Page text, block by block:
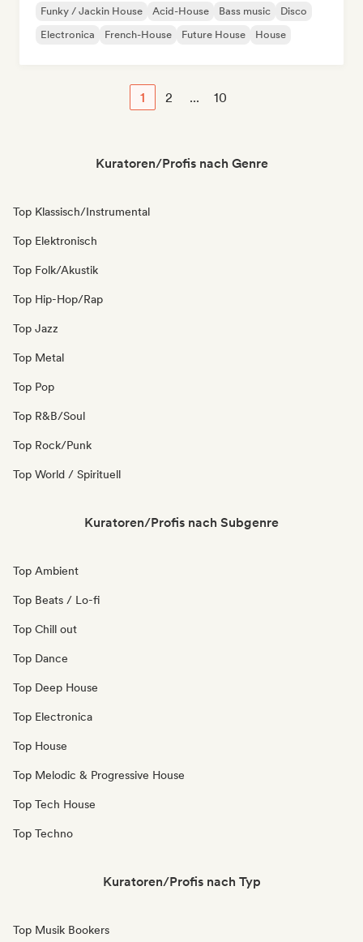
Funky / Jackin House Acid-House Bass music
Disco
Electronica
French-House Future House House
1 2 ... 10
Kuratoren/Profis nach Genre
Top Klassisch/Instrumental
Top Elektronisch
Top Folk/Akustik
Top Hip-Hop/Rap
Top Jazz
Top Metal
Top Pop
Top R&B/Soul
Top Rock/Punk
Top World / Spirituell
Kuratoren/Profis nach Subgenre
Top Ambient
Top Beats / Lo-fi
Top Chill out
Top Dance
Top Deep House
Top Electronica
Top House
Top Melodic & Progressive House
Top Tech House
Top Techno
Kuratoren/Profis nach Typ
Top Musik Bookers